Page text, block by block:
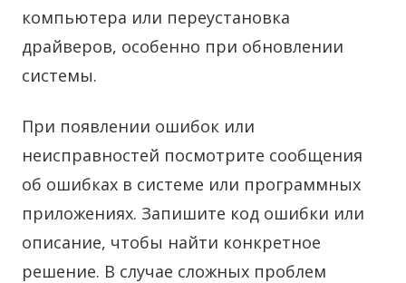
компьютера или переустановка
драйверов, особенно при обновлении
системы.
При появлении ошибок или
неисправностей посмотрите сообщения
об ошибках в системе или программных
приложениях. Запишите код ошибки или
описание, чтобы найти конкретное
решение. В случае сложных проблем